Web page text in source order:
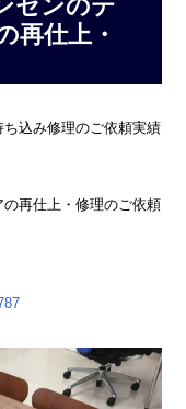
センのテ
再仕上・
込み修理のご依頼実績
再仕上・修理のご依頼